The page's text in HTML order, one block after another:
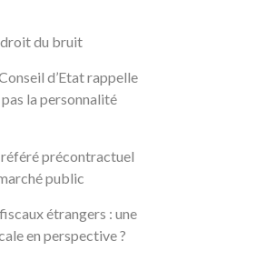
du bruit
d’Etat rappelle
pas la personnalité
référé précontractuel
public
étrangers : une
en perspective ?